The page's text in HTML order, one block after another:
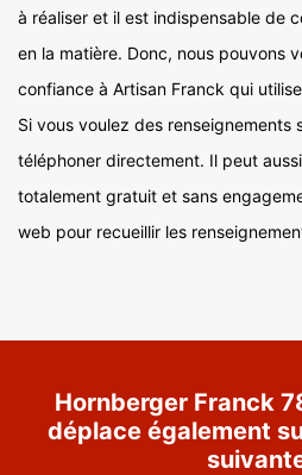
à réaliser et il est indispensable de
en la matière. Donc, nous pouvons
confiance à Artisan Franck qui
Si vous voulez des renseignements
téléphoner directement. Il peut
totalement gratuit et sans
web pour recueillir les
Hornberger Franck
déplace également